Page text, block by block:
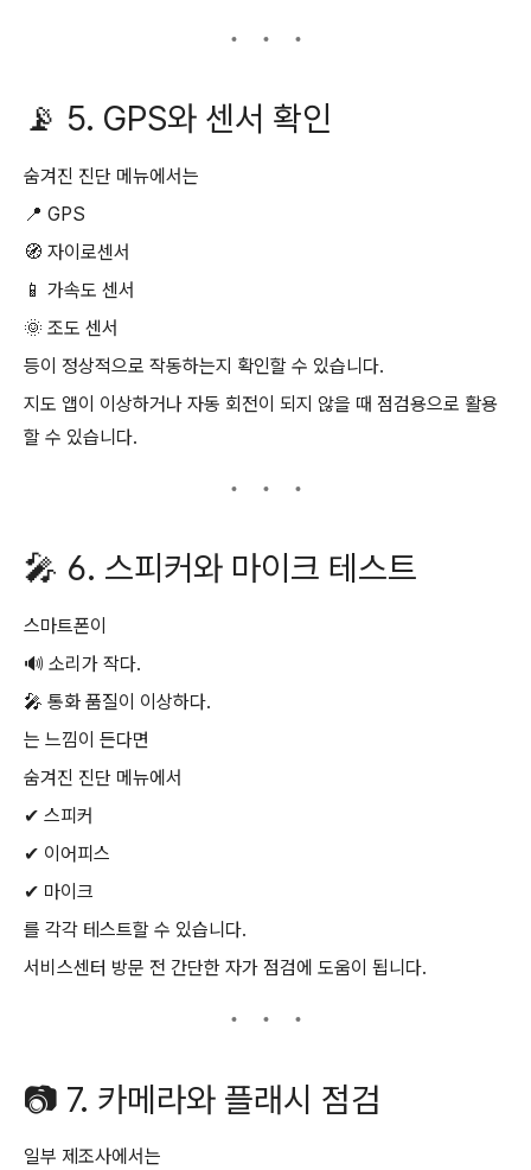
📡 5. GPS와 센서 확인
숨겨진 진단 메뉴에서는
📍 GPS
🧭 자이로센서
📱 가속도 센서
🌞 조도 센서
등이 정상적으로 작동하는지 확인할 수 있습니다.
지도 앱이 이상하거나 자동 회전이 되지 않을 때 점검용으로 활용
할 수 있습니다.
🎤 6. 스피커와 마이크 테스트
스마트폰이
🔊 소리가 작다.
🎤 통화 품질이 이상하다.
는 느낌이 든다면
숨겨진 진단 메뉴에서
✔ 스피커
✔ 이어피스
✔ 마이크
를 각각 테스트할 수 있습니다.
서비스센터 방문 전 간단한 자가 점검에 도움이 됩니다.
📷 7. 카메라와 플래시 점검
일부 제조사에서는